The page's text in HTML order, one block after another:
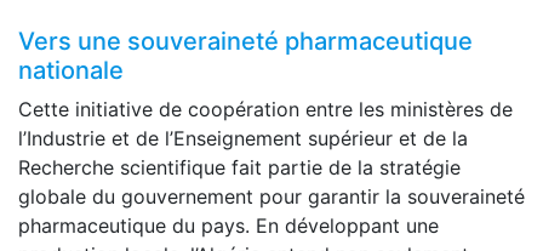
Vers une souveraineté pharmaceutique
nationale
Cette initiative de coopération entre les ministères de
l’Industrie et de l’Enseignement supérieur et de la
Recherche scientifique fait partie de la stratégie
globale du gouvernement pour garantir la souveraineté
pharmaceutique du pays. En développant une